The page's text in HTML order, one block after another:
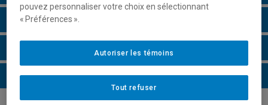
Horaire - Été 2026
Horaire - Automne 2026
Horaire - Hiver 2027
pouvez personnaliser votre choix en sélectionnant
« Préférences ».
Tout refuser
Autoriser les témoins